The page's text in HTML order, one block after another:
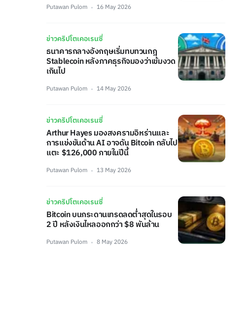
Putawan Pulom 16 May 2026
ข่าวคริปโตเคอเรนซี่
ธนาคารกลางอังกฤษเริ่มทบทวนกฎ
Stablecoin หลังภาคธุรกิจมองว่าเข้มงวด
เกินไป
Putawan Pulom 14 May 2026
ข่าวคริปโตเคอเรนซี่
Arthur Hayes มองสงครามอิหร่านและ
การแข่งขันด้าน AI อาจดัน Bitcoin กลับไป
แตะ $126,000 ภายในปีนี้
Putawan Pulom 13 May 2026
ข่าวคริปโตเคอเรนซี่
Bitcoin บนกระดานเทรดลดต่ำสุดในรอบ
2 ปี หลังเงินไหลออกกว่า $8 พันล้าน
Putawan Pulom 8 May 2026